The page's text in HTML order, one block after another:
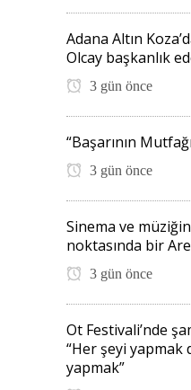
Adana Altın
Olcay başkanlık
3 gün önce
“Başarının
3 gün önce
Sinema ve
noktasında bir
3 gün önce
Ot Festivali’nde
“Her şeyi yapmak
yapmak”